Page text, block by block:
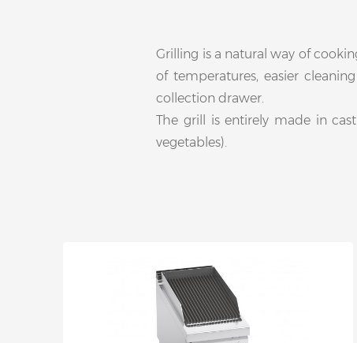
Grilling is a natural way of
of temperatures, easier
collection drawer.
The grill is entirely made in
vegetables).